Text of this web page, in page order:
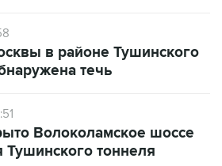
в районе Тушинского
течь
Волоколамское шоссе
Тушинского тоннеля